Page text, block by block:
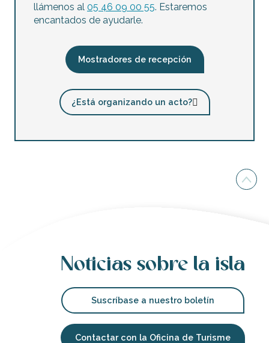
llámenos al 05 46 09 00 55. Estaremos
encantados de ayudarle.
Mostradores de recepción
¿Está organizando un acto?
Noticias sobre la isla
Suscríbase a nuestro boletín
Contactar con la Oficina de Turisme